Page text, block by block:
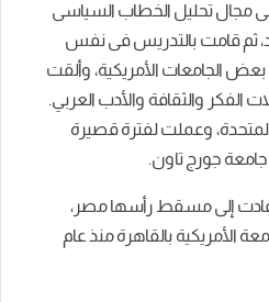
مجال تحليل الخطاب السياسى
ثم قامت بالتدريس فى نفس
الجامعات الأمريكية، وألقت
الفكر والثقافة والأدب العربي.
وعملت لفترة قصيرة
جورج تاون.
عادت إلى مسقط رأسها مصر،
الأمريكية بالقاهرة منذ عام